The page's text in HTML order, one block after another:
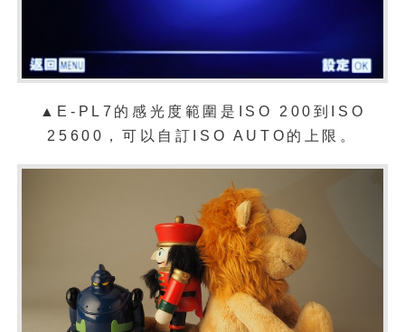
▲E-PL7的感光度範圍是ISO 200到ISO
25600，可以自訂ISO AUTO的上限。